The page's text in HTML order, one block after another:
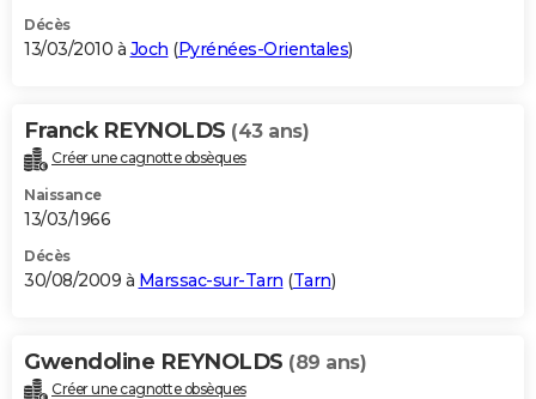
Décès
13/03/2010 à Joch (Pyrénées-Orientales)
Franck REYNOLDS (43 ans)
Créer une cagnotte obsèques
Naissance
13/03/1966
Décès
30/08/2009 à Marssac-sur-Tarn (Tarn)
Gwendoline REYNOLDS (89 ans)
Créer une cagnotte obsèques